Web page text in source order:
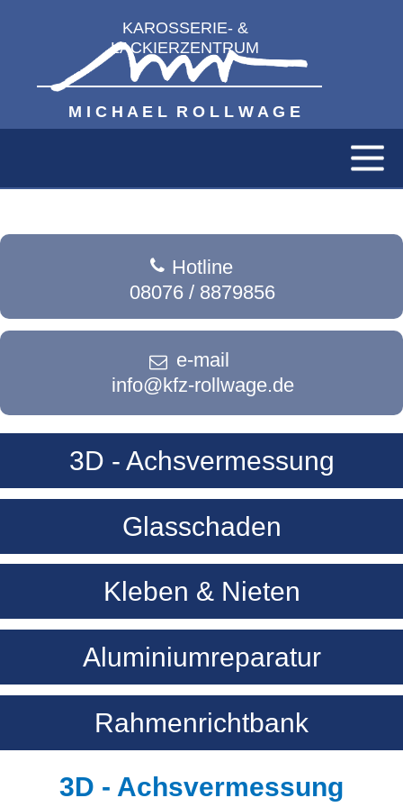
KAROSSERIE- &
LACKIERZENTRUM
M I C H A E L R O L L W A G E
Unser Betrieb
Unfallinstandsetzung
Smart Repair
Service
Kontakt
Hotline
08076 / 8879856
e-mail
info@kfz-rollwage.de
3D - Achsvermessung
Glasschaden
Kleben & Nieten
Aluminiumreparatur
Rahmenrichtbank
3D - Achsvermessung